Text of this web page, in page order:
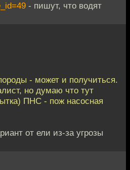
- пишут, что водят
- может и получиться.
но думаю что тут
ПНС - пож насосная
от ели из-за угрозы